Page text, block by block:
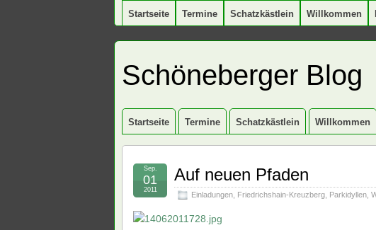
Startseite Termine Schatzkästlein Willkommen
Schöneberger Blog
Startseite Termine Schatzkästlein Willkommen
Auf neuen Pfaden
Einladungen Friedrichshain-Kreuzberg Parkidyllen
Sep.
01
2011